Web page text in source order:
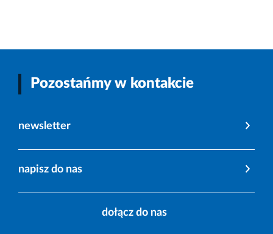
Pozostańmy w kontakcie
newsletter
napisz do nas
dołącz do nas